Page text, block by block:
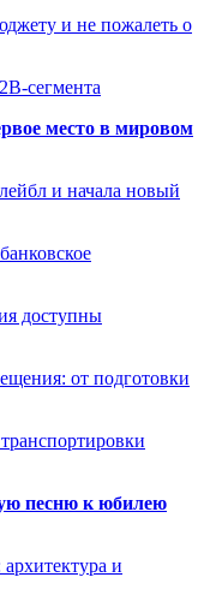
и не пожалеть о
сегмента
место в мировом
и начала новый
доступны
от подготовки
песню к юбилею
и